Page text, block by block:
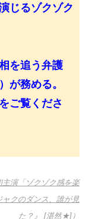
じるゾクゾク
を追う弁護
が務める。
ご覧くださ
主演「ゾクゾク感を楽
クのダンス、誰が見
た？』 [湛然★]）